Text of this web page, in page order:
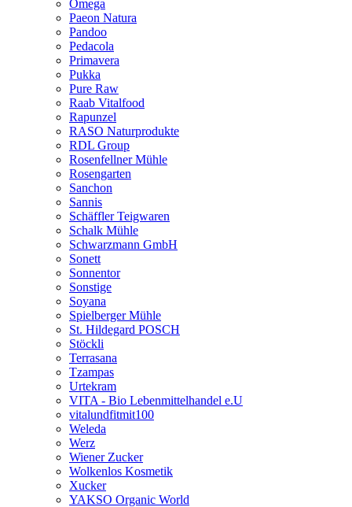
Omega
Paeon Natura
Pandoo
Pedacola
Primavera
Pukka
Pure Raw
Raab Vitalfood
Rapunzel
RASO Naturprodukte
RDL Group
Rosenfellner Mühle
Rosengarten
Sanchon
Sannis
Schäffler Teigwaren
Schalk Mühle
Schwarzmann GmbH
Sonett
Sonnentor
Sonstige
Soyana
Spielberger Mühle
St. Hildegard POSCH
Stöckli
Terrasana
Tzampas
Urtekram
VITA - Bio Lebenmittelhandel e.U
vitalundfitmit100
Weleda
Werz
Wiener Zucker
Wolkenlos Kosmetik
Xucker
YAKSO Organic World